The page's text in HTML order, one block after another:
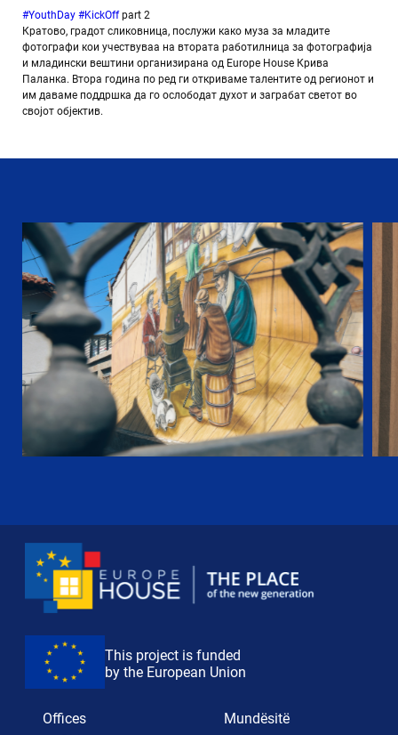
#YouthDay #KickOffpart 2
Кратово, градот сликовница, послужи како муза за младите
фотографи кои учествуваа на втората работилница за фотографија
и младински вештини организирана од Europe House Крива
Паланка. Втора година по ред ги откриваме талентите од регионот и
им даваме поддршка да го ослободат духот и заграбат светот во
својот објектив.
This project is funded
by the European Union
Offices
Mundësitë